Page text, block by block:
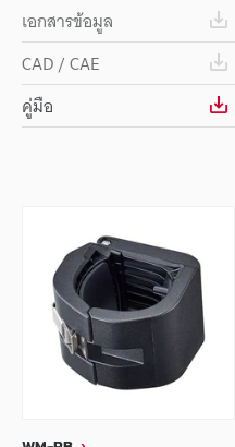
เอกสารข้อมูล
CAD / CAE
คู่มือ